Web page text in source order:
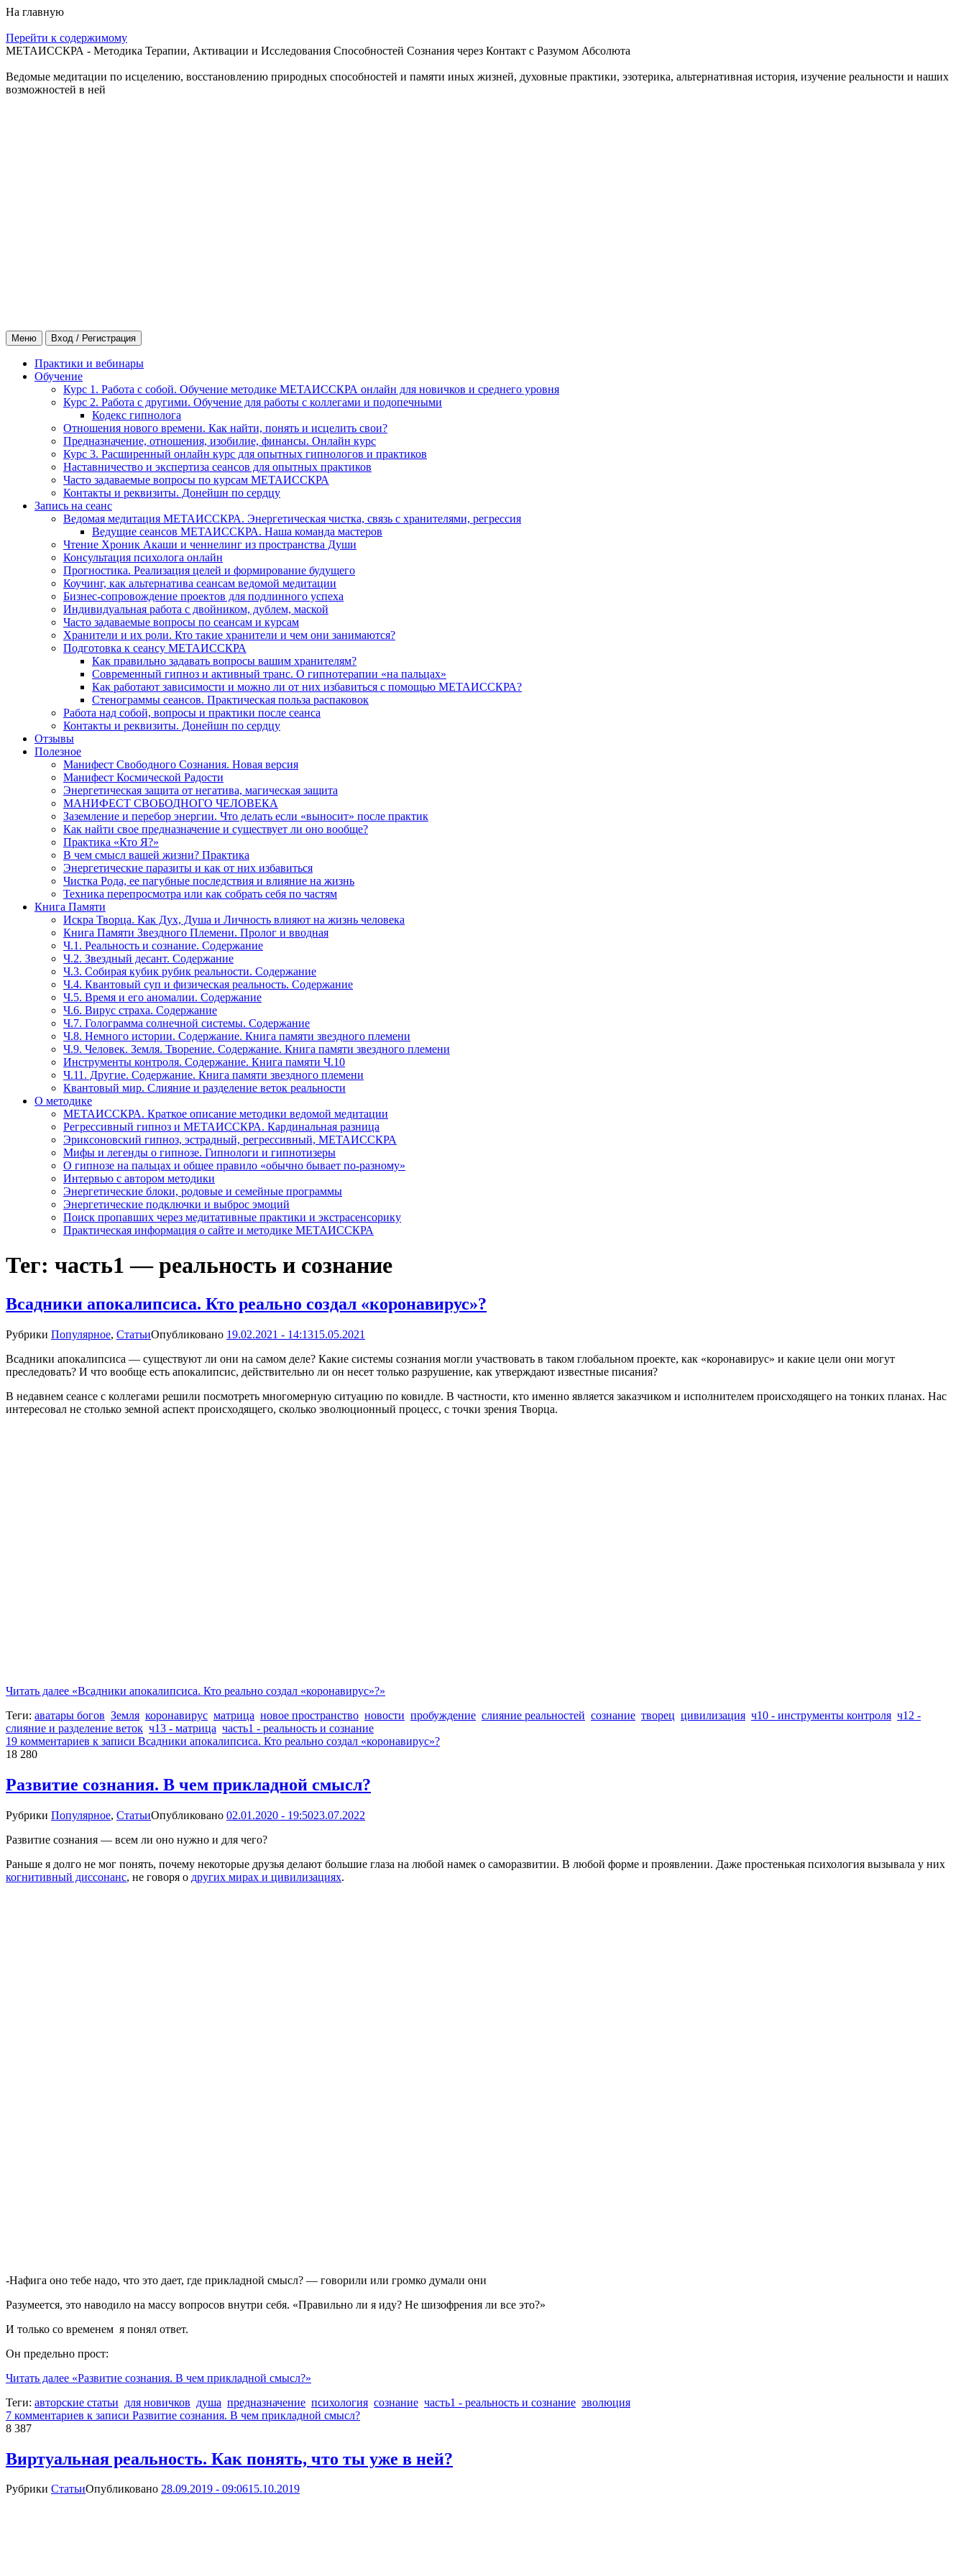
На главную
Перейти к содержимому
МЕТАИССКРА - Методика Терапии, Активации и Исследования Способностей Сознания через Контакт с Разумом Абсолюта
Ведомые медитации по исцелению, восстановлению природных способностей и памяти иных жизней, духовные практики, эзотерика, альтернативная история, изучение реальности и наших
возможностей в ней
Меню Вход / Регистрация
Практики и вебинары
Обучение
Курс 1. Работа с собой. Обучение методике МЕТАИССКРА онлайн для новичков и среднего уровня
Курс 2. Работа с другими. Обучение для работы с коллегами и подопечными
Кодекс гипнолога
Отношения нового времени. Как найти, понять и исцелить свои?
Предназначение, отношения, изобилие, финансы. Онлайн курс
Курс 3. Расширенный онлайн курс для опытных гипнологов и практиков
Наставничество и экспертиза сеансов для опытных практиков
Часто задаваемые вопросы по курсам МЕТАИССКРА
Контакты и реквизиты. Донейшн по сердцу
Запись на сеанс
Ведомая медитация МЕТАИССКРА. Энергетическая чистка, связь с хранителями, регрессия
Ведущие сеансов МЕТАИССКРА. Наша команда мастеров
Чтение Хроник Акаши и ченнелинг из пространства Души
Консультация психолога онлайн
Прогностика. Реализация целей и формирование будущего
Коучинг, как альтернатива сеансам ведомой медитации
Бизнес-сопровождение проектов для подлинного успеха
Индивидуальная работа с двойником, дублем, маской
Часто задаваемые вопросы по сеансам и курсам
Хранители и их роли. Кто такие хранители и чем они занимаются?
Подготовка к сеансу МЕТАИССКРА
Как правильно задавать вопросы вашим хранителям?
Современный гипноз и активный транс. О гипнотерапии «на пальцах»
Как работают зависимости и можно ли от них избавиться с помощью МЕТАИССКРА?
Стенограммы сеансов. Практическая польза распаковок
Работа над собой, вопросы и практики после сеанса
Контакты и реквизиты. Донейшн по сердцу
Отзывы
Полезное
Манифест Свободного Сознания. Новая версия
Манифест Космической Радости
Энергетическая защита от негатива, магическая защита
МАНИФЕСТ СВОБОДНОГО ЧЕЛОВЕКА
Заземление и перебор энергии. Что делать если «выносит» после практик
Как найти свое предназначение и существует ли оно вообще?
Практика «Кто Я?»
В чем смысл вашей жизни? Практика
Энергетические паразиты и как от них избавиться
Чистка Рода, ее пагубные последствия и влияние на жизнь
Техника перепросмотра или как собрать себя по частям
Книга Памяти
Искра Творца. Как Дух, Душа и Личность влияют на жизнь человека
Книга Памяти Звездного Племени. Пролог и вводная
Ч.1. Реальность и сознание. Содержание
Ч.2. Звездный десант. Содержание
Ч.3. Собирая кубик рубик реальности. Содержание
Ч.4. Квантовый суп и физическая реальность. Содержание
Ч.5. Время и его аномалии. Содержание
Ч.6. Вирус страха. Содержание
Ч.7. Голограмма солнечной системы. Содержание
Ч.8. Немного истории. Содержание. Книга памяти звездного племени
Ч.9. Человек. Земля. Творение. Содержание. Книга памяти звездного племени
Инструменты контроля. Содержание. Книга памяти Ч.10
Ч.11. Другие. Содержание. Книга памяти звездного племени
Квантовый мир. Слияние и разделение веток реальности
О методике
МЕТАИССКРА. Краткое описание методики ведомой медитации
Регрессивный гипноз и МЕТАИССКРА. Кардинальная разница
Эриксоновский гипноз, эстрадный, регрессивный, МЕТАИССКРА
Мифы и легенды о гипнозе. Гипнологи и гипнотизеры
О гипнозе на пальцах и общее правило «обычно бывает по-разному»
Интервью с автором методики
Энергетические блоки, родовые и семейные программы
Энергетические подключки и выброс эмоций
Поиск пропавших через медитативные практики и экстрасенсорику
Практическая информация о сайте и методике МЕТАИССКРА
Тег: часть1 — реальность и сознание
Всадники апокалипсиса. Кто реально создал «коронавирус»?
Рубрики Популярное, СтатьиОпубликовано 19.02.2021 - 14:1315.05.2021
Всадники апокалипсиса — существуют ли они на самом деле? Какие системы сознания могли участвовать в таком глобальном проекте, как «коронавирус» и какие цели они могут
преследовать? И что вообще есть апокалипсис, действительно ли он несет только разрушение, как утверждают известные писания?
В недавнем сеансе с коллегами решили посмотреть многомерную ситуацию по ковидле. В частности, кто именно является заказчиком и исполнителем происходящего на тонких планах. Нас
интересовал не столько земной аспект происходящего, сколько эволюционный процесс, с точки зрения Творца.
Читать далее «Всадники апокалипсиса. Кто реально создал «коронавирус»?»
Теги: аватары богов Земля коронавирус матрица новое пространство новости пробуждение слияние реальностей сознание творец цивилизация ч10 - инструменты контроля ч12 -
слияние и разделение веток ч13 - матрица часть1 - реальность и сознание
19 комментариев к записи Всадники апокалипсиса. Кто реально создал «коронавирус»?
18 280
Развитие сознания. В чем прикладной смысл?
Рубрики Популярное, СтатьиОпубликовано 02.01.2020 - 19:5023.07.2022
Развитие сознания — всем ли оно нужно и для чего?
Раньше я долго не мог понять, почему некоторые друзья делают большие глаза на любой намек о саморазвитии. В любой форме и проявлении. Даже простенькая психология вызывала у них
когнитивный диссонанс, не говоря о других мирах и цивилизациях.
-Нафига оно тебе надо, что это дает, где прикладной смысл? — говорили или громко думали они
Разумеется, это наводило на массу вопросов внутри себя. «Правильно ли я иду? Не шизофрения ли все это?»
И только со временем я понял ответ.
Он предельно прост:
Читать далее «Развитие сознания. В чем прикладной смысл?»
Теги: авторские статьи для новичков душа предназначение психология сознание часть1 - реальность и сознание эволюция
7 комментариев к записи Развитие сознания. В чем прикладной смысл?
8 387
Виртуальная реальность. Как понять, что ты уже в ней?
Рубрики СтатьиОпубликовано 28.09.2019 - 09:0615.10.2019